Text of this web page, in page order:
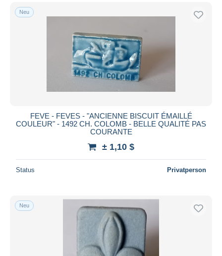
Neu
FEVE - FEVES - "ANCIENNE BISCUIT ÉMAILLÉ
COULEUR" - 1492 CH. COLOMB - BELLE QUALITÉ PAS
COURANTE
± 1,10 $
Status Privatperson
Neu